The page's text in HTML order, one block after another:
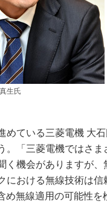
生氏
ている三菱電機 大
。「三菱電機ではさ
く機会がありますが
における無線技術は
め無線適用の可能性を